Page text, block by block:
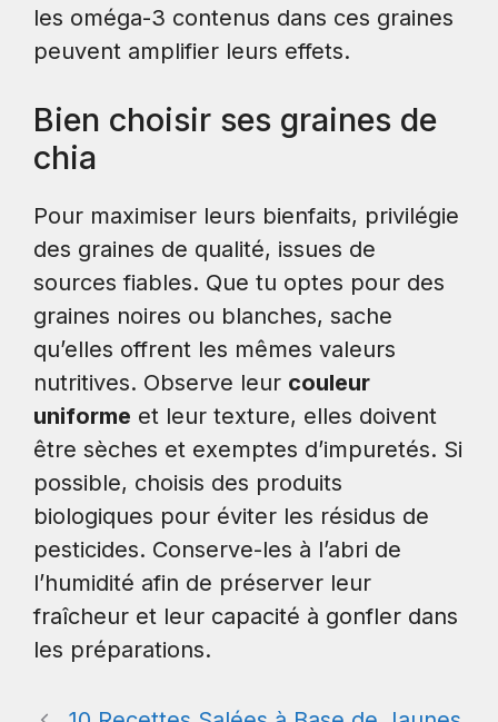
les oméga-3 contenus dans ces graines
peuvent amplifier leurs effets.
Bien choisir ses graines de
chia
Pour maximiser leurs bienfaits, privilégie
des graines de qualité, issues de
sources fiables. Que tu optes pour des
graines noires ou blanches, sache
qu’elles offrent les mêmes valeurs
nutritives. Observe leur couleur
uniforme et leur texture, elles doivent
être sèches et exemptes d’impuretés. Si
possible, choisis des produits
biologiques pour éviter les résidus de
pesticides. Conserve-les à l’abri de
l’humidité afin de préserver leur
fraîcheur et leur capacité à gonfler dans
les préparations.